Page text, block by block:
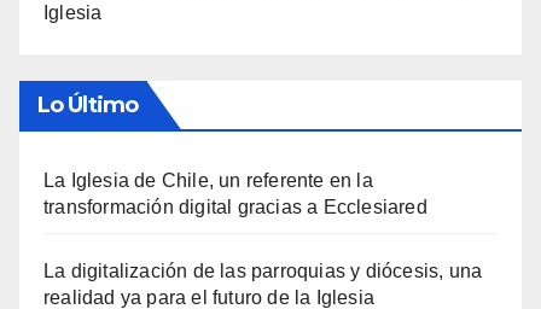
Iglesia
Lo Último
La Iglesia de Chile, un referente en la
transformación digital gracias a Ecclesiared
La digitalización de las parroquias y diócesis, una
realidad ya para el futuro de la Iglesia